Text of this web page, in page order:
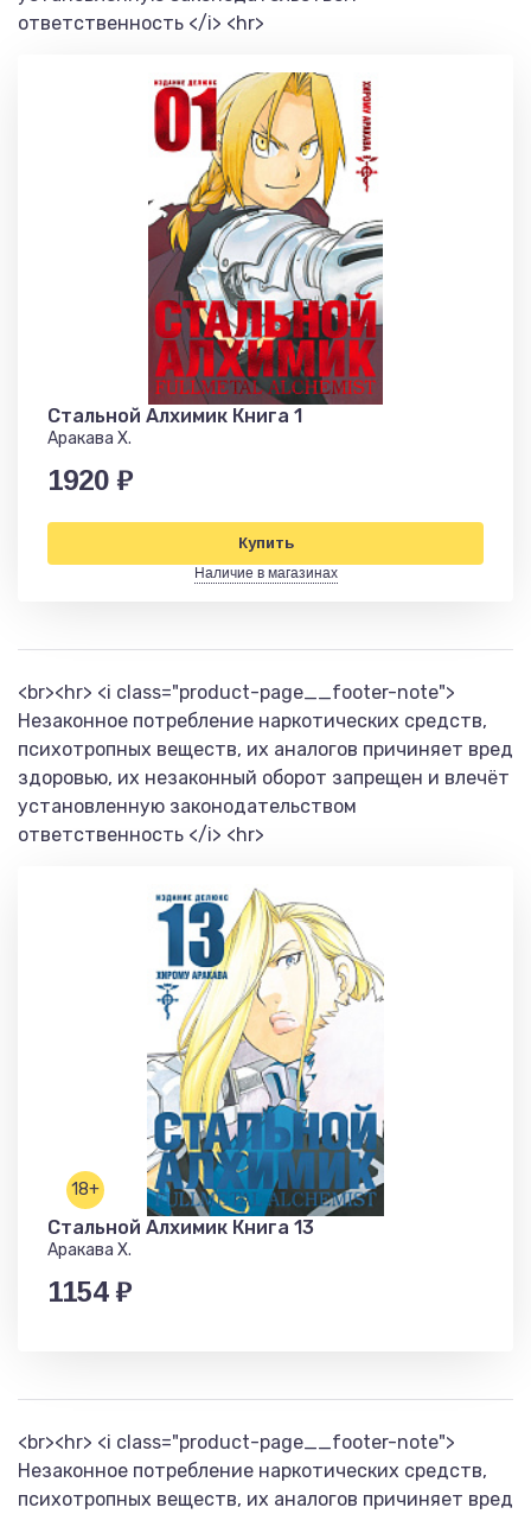
ответственность </i> <hr>
Стальной Алхимик Книга 1
Аракава Х.
1920 ₽
Купить
Наличие в магазинах
<br><hr> <i class="product-page__footer-note">
Незаконное потребление наркотических средств,
психотропных веществ, их аналогов причиняет вред
здоровью, их незаконный оборот запрещен и влечёт
установленную законодательством
ответственность </i> <hr>
18+
Стальной Алхимик Книга 13
Аракава Х.
1154 ₽
<br><hr> <i class="product-page__footer-note">
Незаконное потребление наркотических средств,
психотропных веществ, их аналогов причиняет вред